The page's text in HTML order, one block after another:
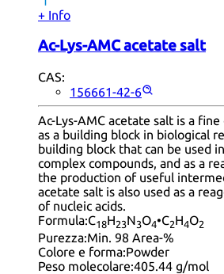
+ Info
Ac-Lys-AMC acetate salt
CAS:
156661-42-6
Ac-Lys-AMC acetate salt is a
as a building block in biological
building block that can be used
complex compounds, and as a
the production of useful
acetate salt is also used as a
of nucleic acids.
Formula:C18H23N3O4•C2H4O2
Purezza:Min. 98 Area-%
Colore e forma:Powder
Peso molecolare:405.44 g/mol